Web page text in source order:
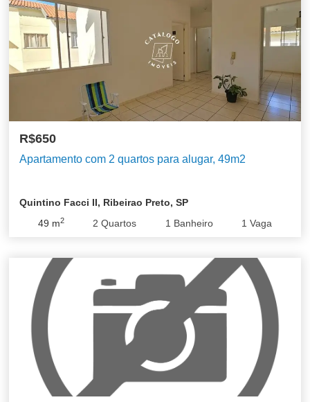
R$650
Apartamento com 2 quartos para alugar, 49m2
Quintino Facci II, Ribeirao Preto, SP
49 m2 2 Quartos 1 Banheiro 1 Vaga